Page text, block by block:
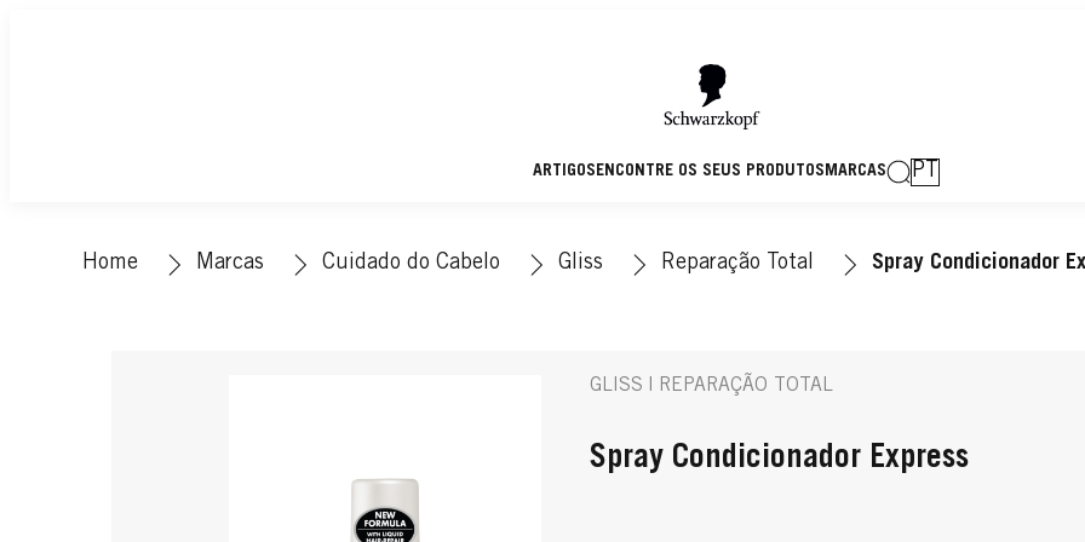
ARTIGOSENCONTRE OS SEUS PRODUTOSMARCAS PT
Home Marcas Cuidado do Cabelo Gliss Reparação Total Spray Condicionador
GLISS | REPARAÇÃO TOTAL
Spray Condicionador Express